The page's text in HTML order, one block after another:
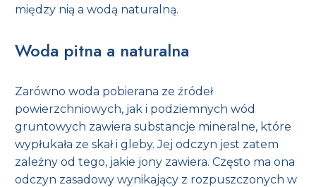
między nią a wodą naturalną.
Woda pitna a naturalna
Zarówno woda pobierana ze źródeł
powierzchniowych, jak i podziemnych wód
gruntowych zawiera substancje mineralne, które
wypłukała ze skał i gleby. Jej odczyn jest zatem
zależny od tego, jakie jony zawiera. Często ma ona
odczyn zasadowy wynikający z rozpuszczonych w